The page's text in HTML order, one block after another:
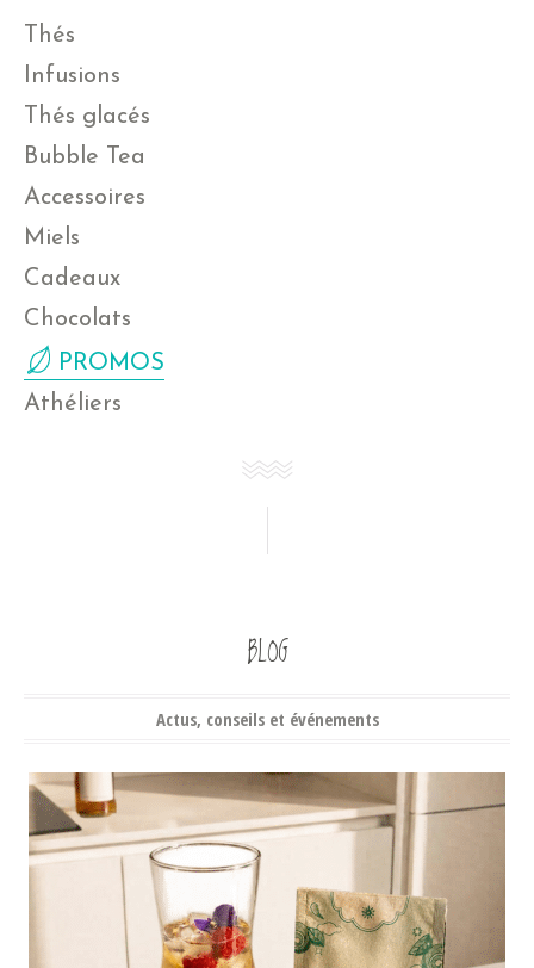
Thés
Infusions
Thés glacés
Bubble Tea
Accessoires
Miels
Cadeaux
Chocolats
PROMOS
Athéliers
BLOG
Actus, conseils et événements